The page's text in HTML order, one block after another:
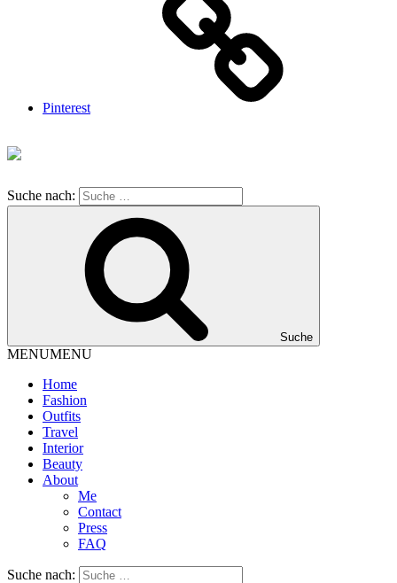
Pinterest
Suche nach:
Suche
MENUMENU
Home
Fashion
Outfits
Travel
Interior
Beauty
About
Me
Contact
Press
FAQ
Suche nach: